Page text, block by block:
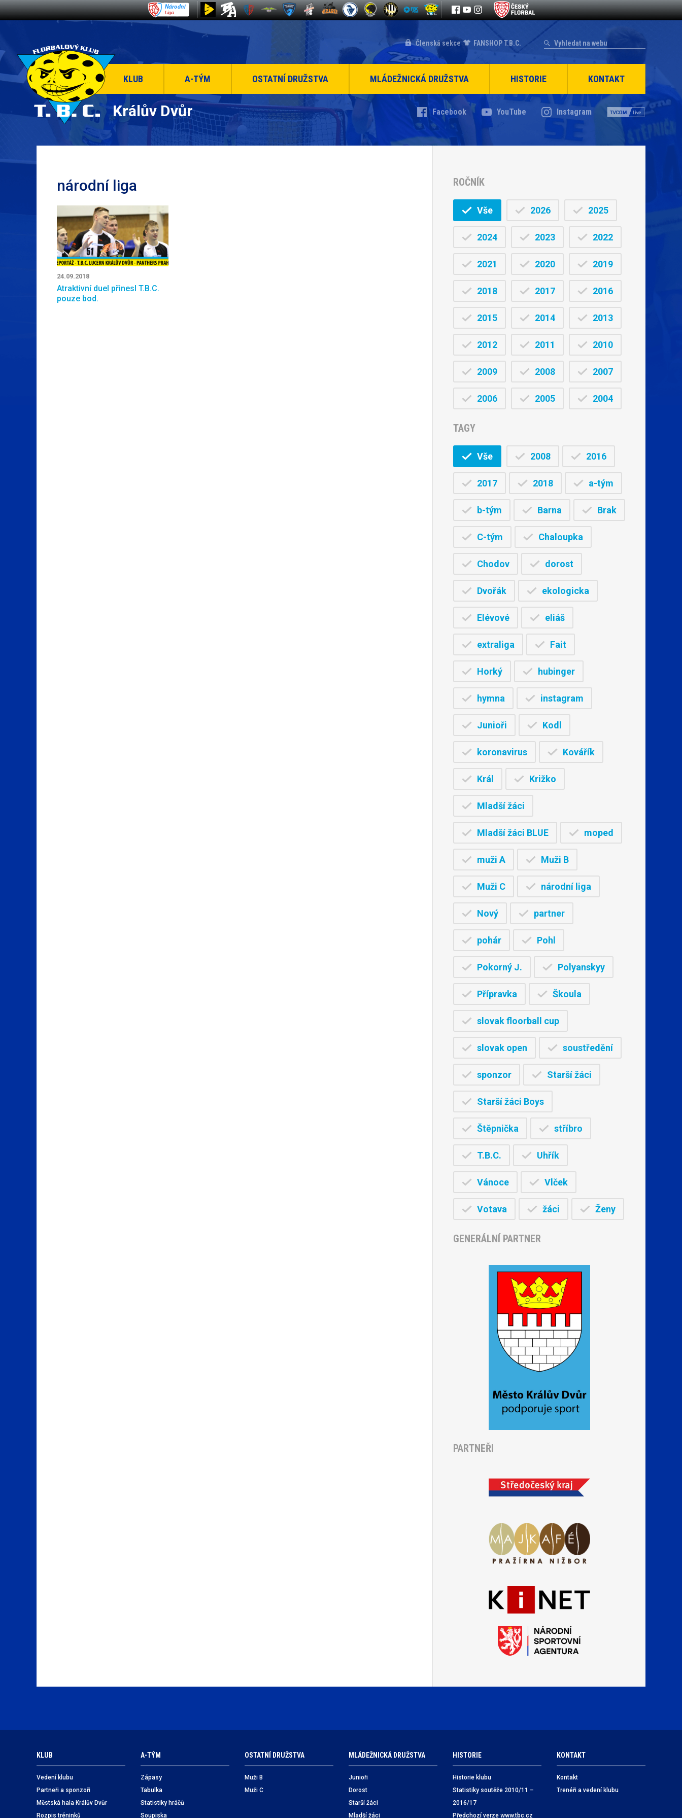
Členská sekce FANSHOP T.B.C.
KLUB A-TÝM OSTATNÍ DRUŽSTVA MLÁDEŽNICKÁ DRUŽSTVA HISTORIE KONTAKT
Králův Dvůr Facebook YouTube Instagram
národní liga
24.09.2018
Atraktivní duel přinesl T.B.C.
pouze bod.
ROČNÍK
Vše 2026 2025
2024 2023 2022
2021 2020 2019
2018 2017 2016
2015 2014 2013
2012 2011 2010
2009 2008 2007
2006 2005 2004
TAGY
Vše 2008 2016
2017 2018 a-tým
b-tým Barna Brak
C-tým Chaloupka
Chodov dorost
Dvořák ekologicka
Elévové eliáš
extraliga Fait
Horký hubinger
hymna instagram
Junioři Kodl
koronavirus Kovářík
Král Križko
Mladší žáci
Mladší žáci BLUE moped
muži A Muži B
Muži C národní liga
Nový partner
pohár Pohl
Pokorný J. Polyanskyy
Přípravka Škoula
slovak floorball cup
slovak open soustředění
sponzor Starší žáci
Starší žáci Boys
Štěpnička stříbro
T.B.C. Uhřík
Vánoce Vlček
Votava žáci Ženy
GENERÁLNÍ PARTNER
PARTNEŘI
KLUB
Vedení klubu
Partneři a sponzoři
Městská hala Králův Dvůr
Rozpis tréninků
A-TÝM
Zápasy
Tabulka
Statistiky hráčů
Soupiska
OSTATNÍ DRUŽSTVA
Muži B
Muži C
MLÁDEŽNICKÁ DRUŽSTVA
Junioři
Dorost
Starší žáci
Mladší žáci
HISTORIE
Historie klubu
Statistiky soutěže 2010/11 –
2016/17
Předchozí verze www.tbc.cz
KONTAKT
Kontakt
Trenéři a vedení klubu